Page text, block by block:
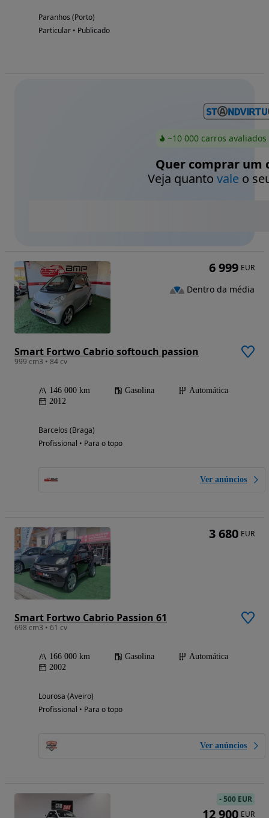
Paranhos (Porto)
Particular • Publicado
~10 000 carros
Quer comprar um
Veja quanto valeo
Smart Fortwo Cabrio softouch passion
999 cm3 • 84 cv
146 000 km Gasolina
Automática
2012
Barcelos (Braga)
Profissional • Para o topo
Ver anúncios
6 999 EUR
Dentro da média
Smart Fortwo Cabrio Passion 61
698 cm3 • 61 cv
166 000 km Gasolina
Automática
2002
Lourosa (Aveiro)
Profissional • Para o topo
Ver anúncios
3 680 EUR
-500 EUR
12 900 EUR